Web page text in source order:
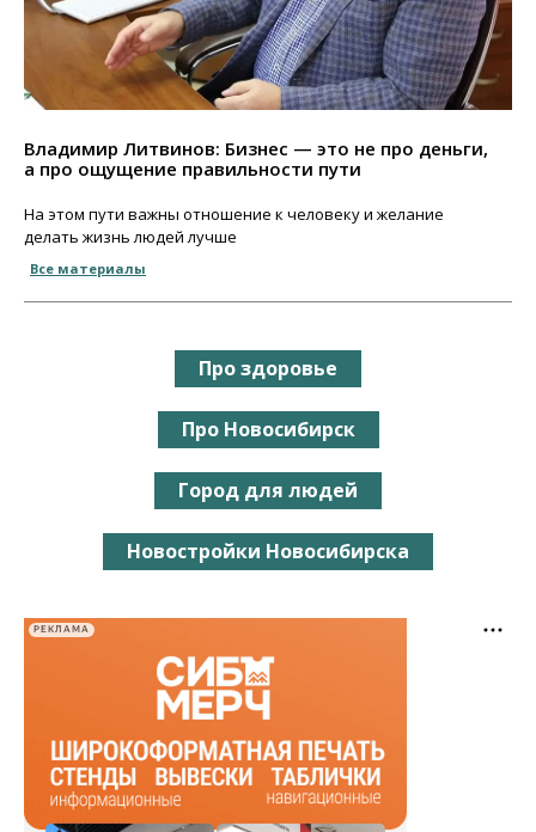
Владимир Литвинов: Бизнес — это не про деньги,
а про ощущение правильности пути
На этом пути важны отношение к человеку и желание
делать жизнь людей лучше
Все материалы
Про здоровье
Про Новосибирск
Город для людей
Новостройки Новосибирска
РЕКЛАМА